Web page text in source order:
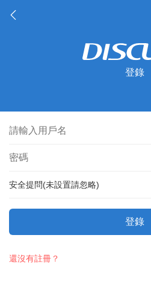
登錄
安全提問(未設置請忽略)
登錄
還沒有註冊？